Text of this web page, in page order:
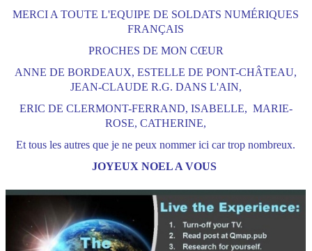
MERCI A TOUTE L'EQUIPE DE SOLDATS NUMÉRIQUES
FRANÇAIS
PROCHES DE MON CŒUR
ANNE DE BORDEAUX, ESTELLE DE PONT-CHÂTEAU,
JEAN-CLAUDE R.G. DANS L'AIN,
ERIC DE CLERMONT-FERRAND, ISABELLE, MARIE-
ROSE, CATHERINE,
Et tous les autres que je ne peux nommer ici car trop nombreux.
JOYEUX NOEL A VOUS